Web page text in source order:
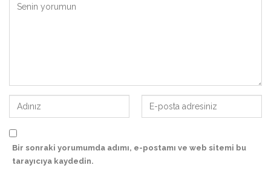
Bir sonraki yorumumda adımı, e-postamı ve web sitemi bu
tarayıcıya kaydedin.